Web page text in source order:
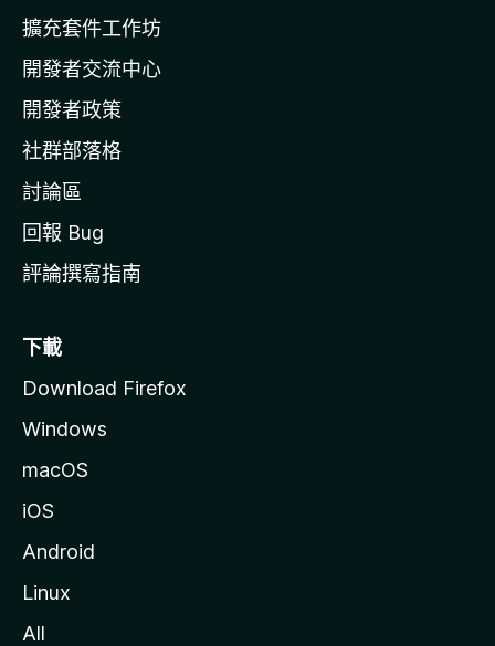
a
官
網
擴充套件工作坊
開發者交流中心
開發者政策
社群部落格
討論區
回報 Bug
評論撰寫指南
下載
Download Firefox
Windows
macOS
iOS
Android
Linux
All